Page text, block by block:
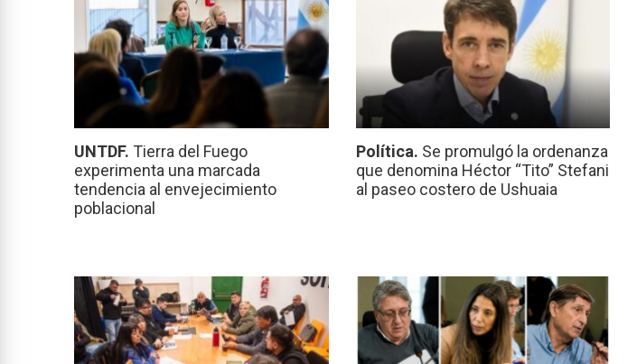
UNTDF. Tierra del Fuego
experimenta una marcada
tendencia al envejecimiento
poblacional
Política. Se promulgó la ordenanza
que denomina Héctor “Tito” Stefani
al paseo costero de Ushuaia